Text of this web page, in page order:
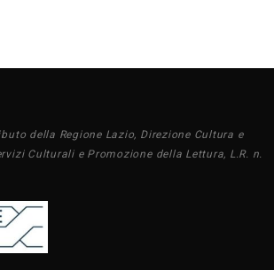
della Regione Lazio, Direzione Cultura e
Culturali e Promozione della Lettura, L.R. n.